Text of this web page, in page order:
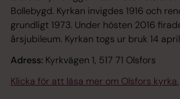
Bollebygd. Kyrkan invigdes 1916 och
grundligt 1973. Under hösten 2016
årsjubileum. Kyrkan togs ur bruk 14
Adress: Kyrkvägen 1, 517 71 Olsfors
Klicka för att läsa mer om Olsfors kyrka.